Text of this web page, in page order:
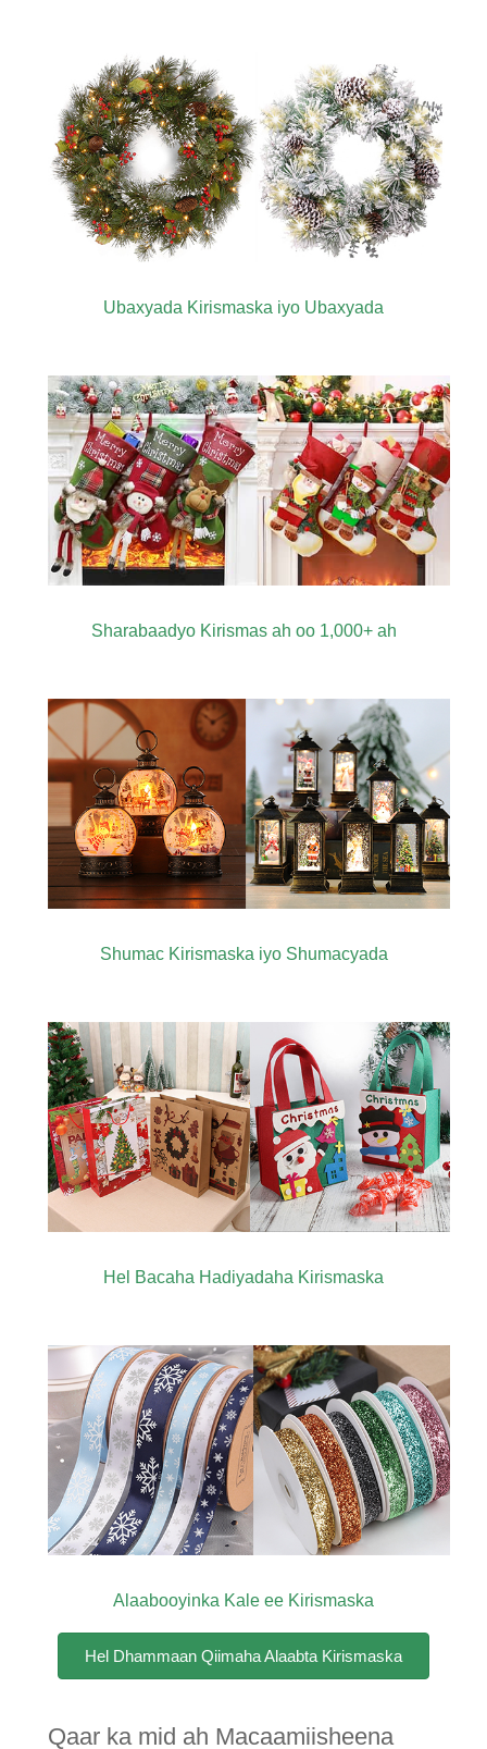
Ubaxyada Kirismaska ​​iyo Ubaxyada
Sharabaadyo Kirismas ah oo 1,000+ ah
Shumac Kirismaska ​​​​iyo Shumacyada
Hel Bacaha Hadiyadaha Kirismaska
Alaabooyinka Kale ee Kirismaska
Hel Dhammaan Qiimaha Alaabta Kirismaska
Qaar ka mid ah Macaamiisheena